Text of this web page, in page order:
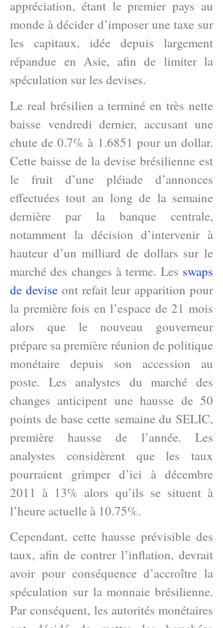
appréciation, étant le premier pays au
monde à décider d’imposer une taxe sur
les capitaux, idée depuis largement
répandue en Asie, afin de limiter la
spéculation sur les devises.
Le real brésilien a terminé en très nette
baisse vendredi dernier, accusant une
chute de 0.7% à 1.6851 pour un dollar.
Cette baisse de la devise brésilienne est
le fruit d’une pléiade d’annonces
effectuées tout au long de la semaine
dernière par la banque centrale,
notamment la décision d’intervenir à
hauteur d’un milliard de dollars sur le
marché des changes à terme. Les swaps
de devise ont refait leur apparition pour
la première fois en l’espace de 21 mois
alors que le nouveau gouverneur
prépare sa première réunion de politique
monétaire depuis son accession au
poste. Les analystes du marché des
changes anticipent une hausse de 50
points de base cette semaine du SELIC,
première hausse de l’année. Les
analystes considèrent que les taux
pourraient grimper d’ici à décembre
2011 à 13% alors qu’ils se situent à
l’heure actuelle à 10.75%.
Cependant, cette hausse prévisible des
taux, afin de contrer l’inflation, devrait
avoir pour conséquence d’accroître la
spéculation sur la monnaie brésilienne.
Par conséquent, les autorités monétaires